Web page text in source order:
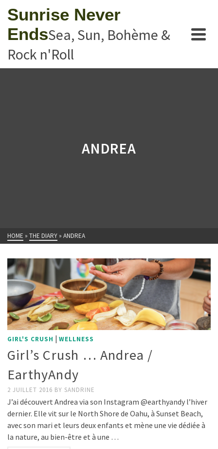
Sunrise Never
EndsSea, Sun, Bohème &
Rock n'Roll
ANDREA
HOME » THE DIARY » ANDREA
GIRL'S CRUSH | WELLNESS
Girl’s Crush … Andrea /
EarthyAndy
2 JUILLET 2016 BY SANDRINE
J’ai découvert Andrea via son Instagram @earthyandy l’hiver
dernier. Elle vit sur le North Shore de Oahu, à Sunset Beach,
avec son mari et leurs deux enfants et mène une vie dédiée à
la nature, au bien-être et à une …